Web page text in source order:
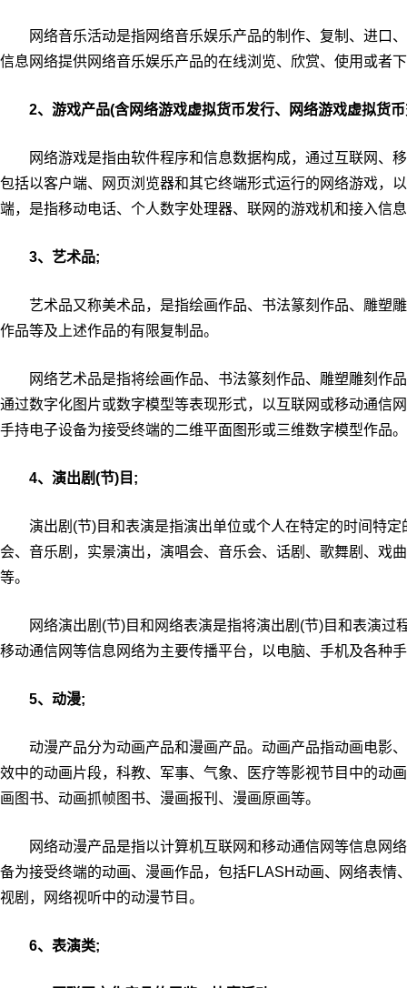
网络音乐活动是指网络音乐娱乐产品的制作、复制、进口
信息网络提供网络音乐娱乐产品的在线浏览、欣赏、使用或者
2、游戏产品(含网络游戏虚拟货币发行、网络游戏虚拟货
网络游戏是指由软件程序和信息数据构成，通过互联网、
包括以客户端、网页浏览器和其它终端形式运行的网络游戏，
端，是指移动电话、个人数字处理器、联网的游戏机和接入信
3、艺术品;
艺术品又称美术品，是指绘画作品、书法篆刻作品、雕塑
作品等及上述作品的有限复制品。
网络艺术品是指将绘画作品、书法篆刻作品、雕塑雕刻作
通过数字化图片或数字模型等表现形式，以互联网或移动通信
手持电子设备为接受终端的二维平面图形或三维数字模型作品。
4、演出剧(节)目;
演出剧(节)目和表演是指演出单位或个人在特定的时间特定
会、音乐剧，实景演出，演唱会、音乐会、话剧、歌舞剧、戏
等。
网络演出剧(节)目和网络表演是指将演出剧(节)目和表演过
移动通信网等信息网络为主要传播平台，以电脑、手机及各种
5、动漫;
动漫产品分为动画产品和漫画产品。动画产品指动画电影
效中的动画片段，科教、军事、气象、医疗等影视节目中的动
画图书、动画抓帧图书、漫画报刊、漫画原画等。
网络动漫产品是指以计算机互联网和移动通信网等信息网
备为接受终端的动画、漫画作品，包括FLASH动画、网络表情
视剧，网络视听中的动漫节目。
6、表演类;